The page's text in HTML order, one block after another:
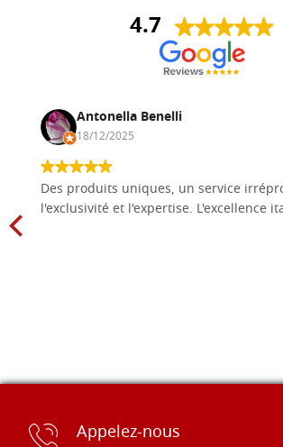
4.7
Antonella Benelli
18/12/2025
Des produits uniques, un service
l'exclusivité et l'expertise. L'excellence
Appelez-nous